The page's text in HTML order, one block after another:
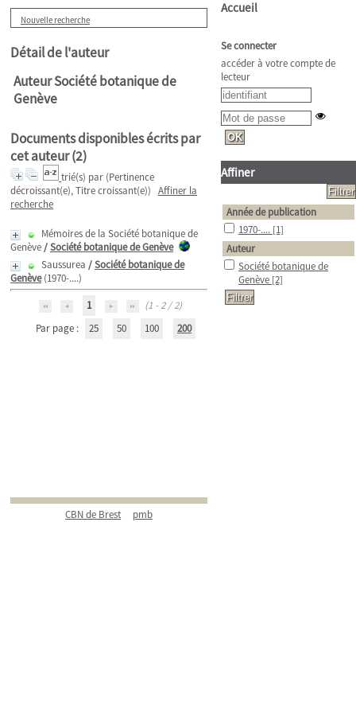
Nouvelle recherche
Détail de l'auteur
Auteur Société botanique de
Genève
Documents disponibles écrits par
cet auteur (2)
trié(s) par (Pertinence
décroissant(e), Titre croissant(e)) Affiner la
recherche
Mémoires de la Société botanique de
Genève/Société botanique de Genève
Saussurea /Société botanique de
Genève(1970-....)
1
(1 - 2 / 2)
Par page :
25 50 100 200
CBN de Brest pmb
Accueil
Se connecter
accéder à votre compte de
lecteur
Affiner
Année de publication
1970-.... [1]
Auteur
Société botanique de
Genève [2]